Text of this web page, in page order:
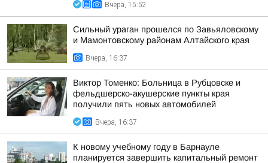
Вчера, 15:52
Сильный ураган прошелся по Завьяловскому
и Мамонтовскому районам Алтайского края
Вчера, 16:37
Виктор Томенко: Больница в Рубцовске и
фельдшерско-акушерские пункты края
получили пять новых автомобилей
Вчера, 16:37
К новому учебному году в Барнауле
планируется завершить капитальный ремонт